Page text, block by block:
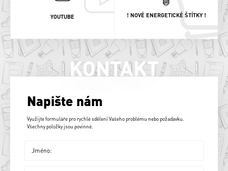
YOUTUBE ! NOVÉ ENERGETICKÉ ŠTÍTKY !
KONTAKT
Napište nám
Využijte formuláře pro rychlé sdělení Vašeho problému nebo požadavku.
Všechny položky jsou povinné.